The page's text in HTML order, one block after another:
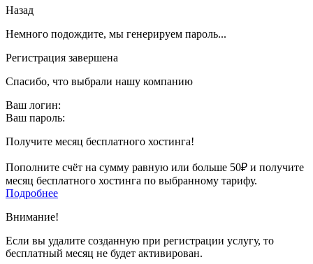
Назад
Немного подождите, мы генерируем пароль...
Регистрация завершена
Спасибо, что выбрали нашу компанию
Ваш логин:
Ваш пароль:
Получите месяц бесплатного хостинга!
Пополните счёт на сумму равную или больше 50₽ и получите
месяц бесплатного хостинга по выбранному тарифу.
Подробнее
Внимание!
Если вы удалите созданную при регистрации услугу, то
бесплатный месяц не будет активирован.